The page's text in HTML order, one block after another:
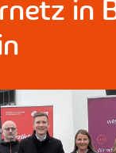
in